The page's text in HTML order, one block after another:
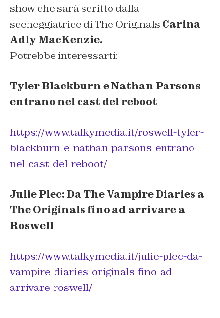
show che sarà scritto dalla
sceneggiatrice di The Originals Carina
Adly MacKenzie.
Potrebbe interessarti:
Tyler Blackburn e Nathan Parsons
entrano nel cast del reboot
https://www.talkymedia.it/roswell-tyler-
blackburn-e-nathan-parsons-entrano-
nel-cast-del-reboot/
Julie Plec: Da The Vampire Diaries a
The Originals fino ad arrivare a
Roswell
https://www.talkymedia.it/julie-plec-da-
vampire-diaries-originals-fino-ad-
arrivare-roswell/